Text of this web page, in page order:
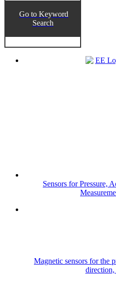
Go to Keyword
Search
Sensors for Pressure,
Magnetic sensors for the
direction,